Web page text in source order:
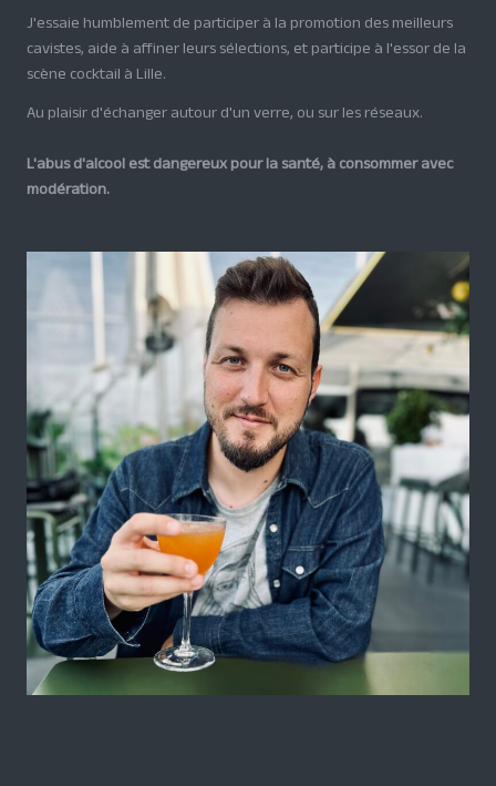
J'essaie humblement de participer à la promotion des meilleurs
cavistes, aide à affiner leurs sélections, et participe à l'essor de la
scène cocktail à Lille.
Au plaisir d'échanger autour d'un verre, ou sur les réseaux.
L'abus d'alcool est dangereux pour la santé, à consommer avec
modération.